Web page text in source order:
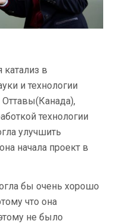
в
и технологии
Оттавы(Канада),
технологии
улучшить
начала проект в
бы очень хорошо
что она
не было